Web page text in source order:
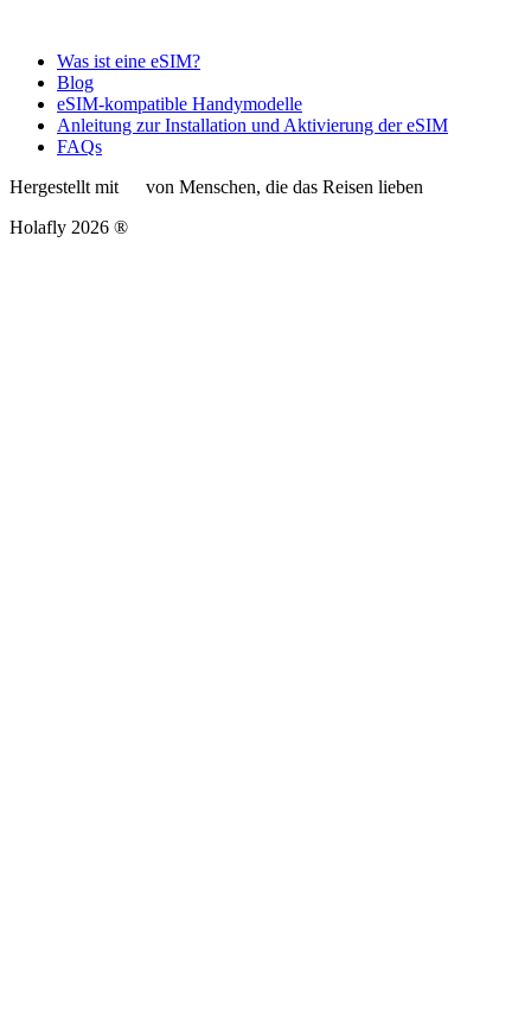
Was ist eine eSIM?
Blog
eSIM-kompatible Handymodelle
Anleitung zur Installation und Aktivierung der eSIM
FAQs
Hergestellt mit
von Menschen, die das Reisen lieben
Holafly 2026 ®